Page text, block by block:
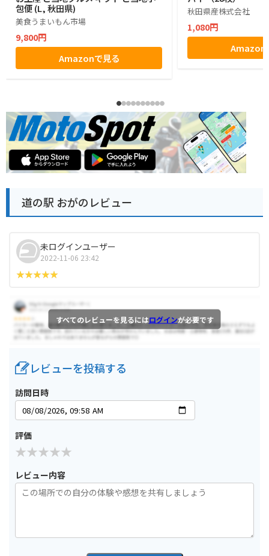
包便 (L, 秋田県)
美食うまいもん市場
9,800円
Amazonで見る
秋田県産株式会社
1,080円
Amazon
道の駅 おがのレビュー
未ログインユーザー
2022-11-06 23:42
すべてのレビューを見るにはログインが必要です
レビューを投稿する
訪問日時
評価
レビュー内容